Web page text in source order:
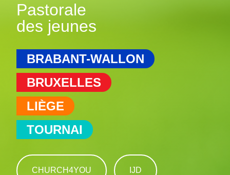
Pastorale
des jeunes
BRABANT-WALLON
BRUXELLES
LIÈGE
TOURNAI
CHURCH4YOU IJD